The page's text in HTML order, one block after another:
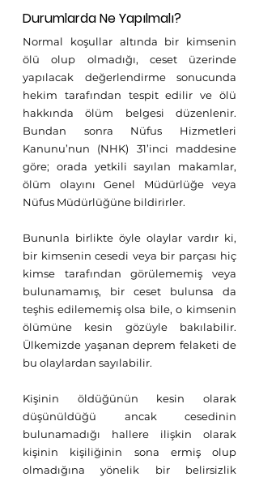
Durumlarda Ne Yapılmalı?
Normal koşullar altında bir kimsenin
ölü olup olmadığı, ceset üzerinde
yapılacak değerlendirme sonucunda
hekim tarafından tespit edilir ve ölü
hakkında ölüm belgesi düzenlenir.
Bundan sonra Nüfus Hizmetleri
Kanunu’nun (NHK) 31’inci maddesine
göre; orada yetkili sayılan makamlar,
ölüm olayını Genel Müdürlüğe veya
Nüfus Müdürlüğüne bildirirler.
Bununla birlikte öyle olaylar vardır ki,
bir kimsenin cesedi veya bir parçası hiç
kimse tarafından görülememiş veya
bulunamamış, bir ceset bulunsa da
teşhis edilememiş olsa bile, o kimsenin
ölümüne kesin gözüyle bakılabilir.
Ülkemizde yaşanan deprem felaketi de
bu olaylardan sayılabilir.
Kişinin öldüğünün kesin olarak
düşünüldüğü ancak cesedinin
bulunamadığı hallere ilişkin olarak
kişinin kişiliğinin sona ermiş olup
olmadığına yönelik bir belirsizlik